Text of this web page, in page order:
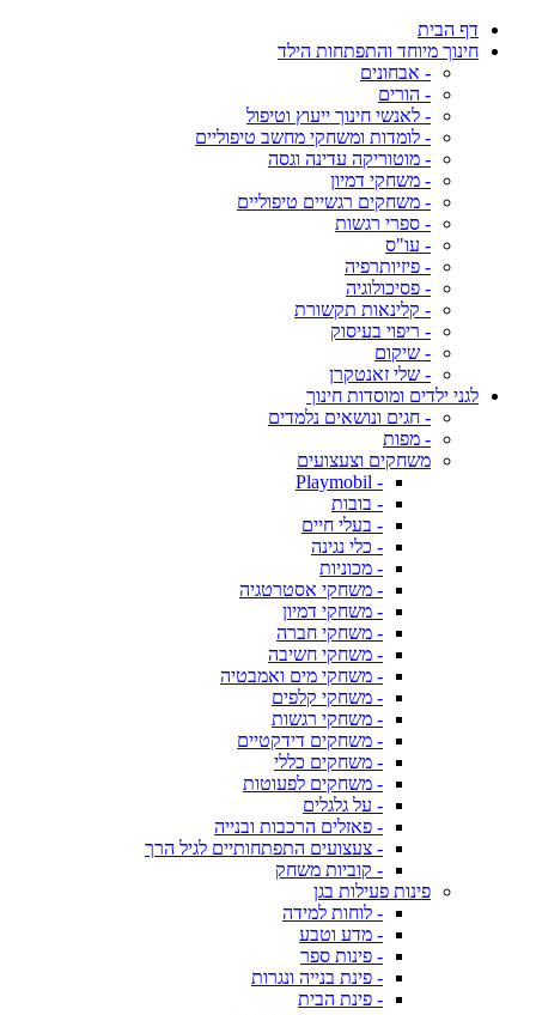
דף הבית
חינוך מיוחד והתפתחות הילד
- אבחונים
- הורים
- לאנשי חינוך ייעוץ וטיפול
- לומדות ומשחקי מחשב טיפוליים
- מוטוריקה עדינה וגסה
- משחקי דמיון
- משחקים רגשיים טיפוליים
- ספרי רגשות
- עו"ס
- פיזיותרפיה
- פסיכולוגיה
- קלינאות תקשורת
- ריפוי בעיסוק
- שיקום
- שלי זאנטקרן
לגני ילדים ומוסדות חינוך
- חגים ונושאים נלמדים
- מפות
משחקים וצעצועים
- Playmobil
- בובות
- בעלי חיים
- כלי נגינה
- מכוניות
- משחקי אסטרטגיה
- משחקי דמיון
- משחקי חברה
- משחקי חשיבה
- משחקי מים ואמבטיה
- משחקי קלפים
- משחקי רגשות
- משחקים דידקטיים
- משחקים כללי
- משחקים לפעוטות
- על גלגלים
- פאזלים הרכבות ובנייה
- צעצועים התפתחותיים לגיל הרך
- קוביות משחק
פינות פעילות בגן
- לוחות למידה
- מדע וטבע
- פינות ספר
- פינת בנייה ונגרות
- פינת הבית